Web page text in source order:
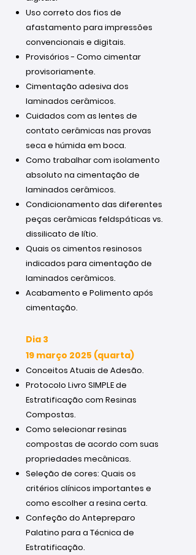
Uso correto dos fios de
afastamento para impressões
convencionais e digitais.
Provisórios - Como cimentar
provisoriamente.
Cimentação adesiva dos
laminados cerâmicos.
Cuidados com as lentes de
contato cerâmicas nas provas
seca e húmida em boca.
Como trabalhar com isolamento
absoluto na cimentação de
laminados cerâmicos.
Condicionamento das diferentes
peças cerâmicas feldspáticas vs.
dissilicato de lítio.
Quais os cimentos resinosos
indicados para cimentação de
laminados cerâmicos.
Acabamento e Polimento após
cimentação.
Dia 3
19 março 2025 (quarta)
Conceitos Atuais de Adesão.
Protocolo Livro SIMPLE de
Estratificação com Resinas
Compostas.
Como selecionar resinas
compostas de acordo com suas
propriedades mecânicas.
Seleção de cores: Quais os
critérios clínicos importantes e
como escolher a resina certa.
Confeção do Antepreparo
Palatino para a Técnica de
Estratificação.